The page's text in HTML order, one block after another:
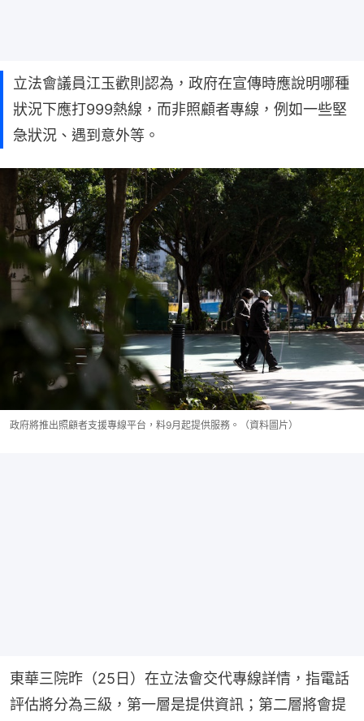
立法會議員江玉歡則認為，政府在宣傳時應說明哪種
狀況下應打999熱線，而非照顧者專線，例如一些堅
急狀況、遇到意外等。
政府將推出照顧者支援專線平台，料9月起提供服務。（資料圖片）
東華三院昨（25日）在立法會交代專線詳情，指電話
評估將分為三級，第一層是提供資訊；第二層將會提